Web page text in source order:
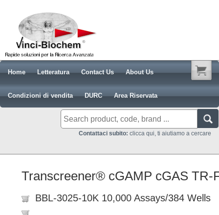
Home Letteratura Contact Us About Us
Condizioni di vendita DURC Area Riservata
Contattaci subito: clicca qui, ti aiutiamo a cercare
Transcreener® cGAMP cGAS TR-
BBL-3025-10K 10,000 Assays/384 Wells